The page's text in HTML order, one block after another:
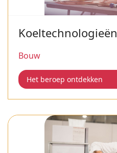
Koeltechnologieën
Bouw
Het beroep ontdekken